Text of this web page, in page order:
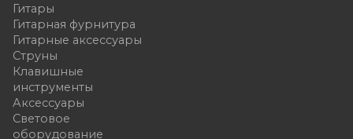
Гитары
Гитарная фурнитура
Гитарные аксессуары
Струны
Клавишные
инструменты
Аксессуары
Световое
оборудование